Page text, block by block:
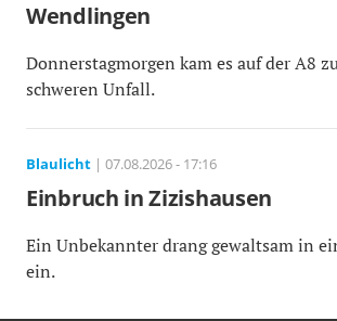
Wendlingen
Donnerstagmorgen kam es auf der A8
schweren Unfall.
Blaulicht | 07.08.2026 - 17:16
Einbruch in Zizishausen
Ein Unbekannter drang gewaltsam in
ein.